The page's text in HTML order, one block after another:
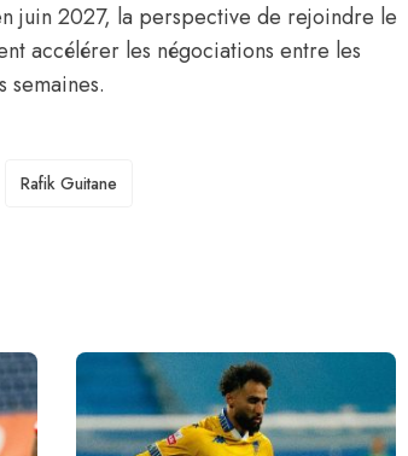
juin 2027, la perspective de rejoindre le
accélérer les négociations entre les
semaines.
TAGS
Rafik Guitane